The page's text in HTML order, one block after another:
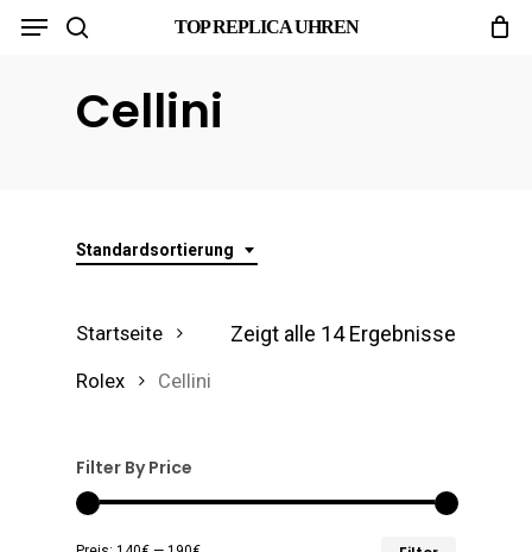
Skip
TOP REPLICA UHREN
Menu
Cellini
Standardsortierung
Zeigt alle 14 Ergebnisse
Startseite
Rolex Cellini
Filter By Price